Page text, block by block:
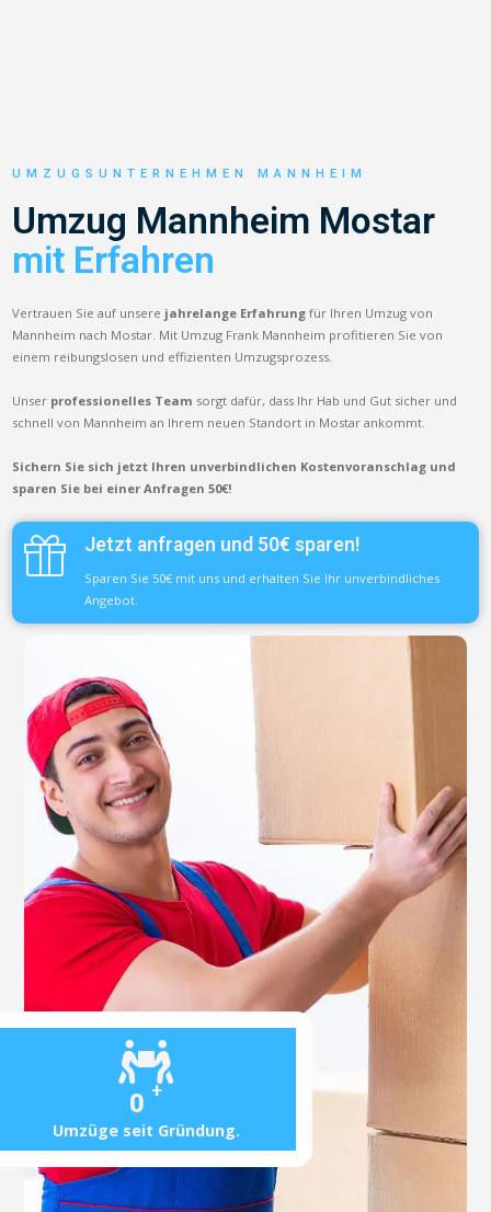
0 +
Umzüge seit Gründung.
UMZUGSUNTERNEHMEN MANNHEIM
Umzug Mannheim Mostar
mit Erfahren
Vertrauen Sie auf unsere jahrelange Erfahrung für Ihren Umzug von
Mannheim nach Mostar. Mit Umzug Frank Mannheim profitieren Sie von
einem reibungslosen und effizienten Umzugsprozess.
Unser professionelles Team sorgt dafür, dass Ihr Hab und Gut sicher und
schnell von Mannheim an Ihrem neuen Standort in Mostar ankommt.
Sichern Sie sich jetzt Ihren unverbindlichen Kostenvoranschlag und
sparen Sie bei einer Anfragen 50€!
Jetzt anfragen und 50€ sparen!
Sparen Sie 50€ mit uns und erhalten Sie Ihr unverbindliches
Angebot.